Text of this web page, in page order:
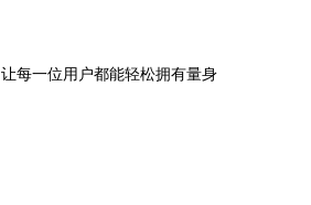
每一位用户都能轻松拥有量身